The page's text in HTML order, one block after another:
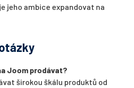
jeho ambice expandovat na
Joom prodávat?
širokou škálu produktů od